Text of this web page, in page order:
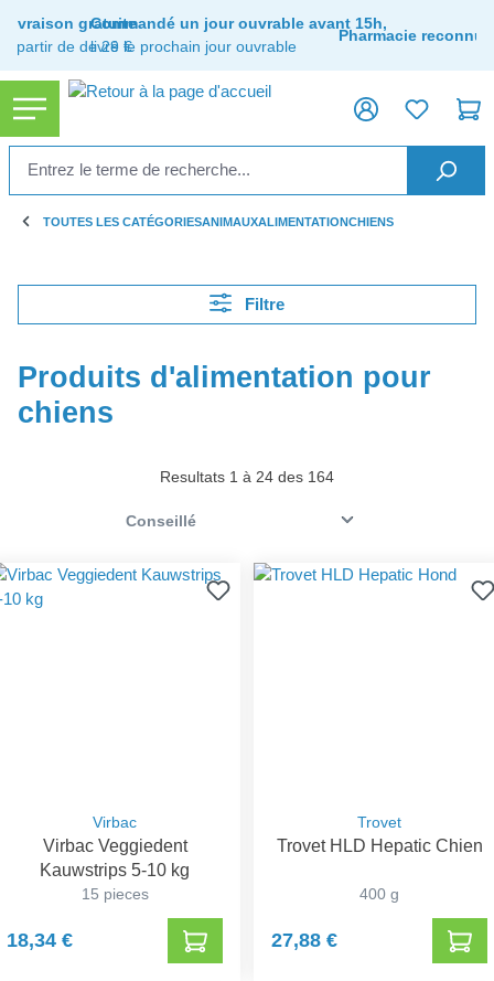
principal
Livraison gratuite
à partir de de 29 €
Commandé un jour ouvrable avant 15h,
livré le prochain jour ouvrable
Pharmacie reconnue
TOUTES LES CATÉGORIESANIMAUXALIMENTATIONCHIENS
Filtre
Produits d'alimentation pour
chiens
Resultats 1 à 24 des 164
Virbac
Virbac Veggiedent
Kauwstrips 5-10 kg
15 pieces
18,34 €
Trovet
Trovet HLD Hepatic Chien
400 g
27,88 €